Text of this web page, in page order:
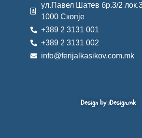
ул.Павел Шатев бр.3/2
1000 Скопје
+389 2 3131 001
+389 2 3131 002
info@ferijalkasikov.com.mk
Design by iDesign.mk